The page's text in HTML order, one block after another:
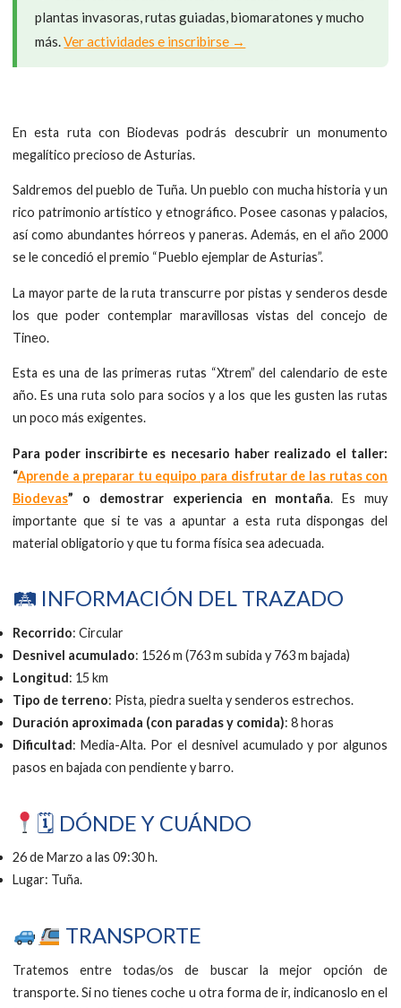
plantas invasoras, rutas guiadas, biomaratones y mucho
más.Ver actividades e inscribirse →
En esta ruta con Biodevas podrás descubrir un monumento
megalítico precioso de Asturias.
Saldremos del pueblo de Tuña. Un pueblo con mucha historia y un
rico patrimonio artístico y etnográfico. Posee casonas y palacios,
así como abundantes hórreos y paneras. Además, en el año 2000
se le concedió el premio “Pueblo ejemplar de Asturias”.
La mayor parte de la ruta transcurre por pistas y senderos desde
los que poder contemplar maravillosas vistas del concejo de
Tineo.
Esta es una de las primeras rutas “Xtrem” del calendario de este
año. Es una ruta solo para socios y a los que les gusten las rutas
un poco más exigentes.
Para poder inscribirte es necesario haber realizado el taller:
“Aprende a preparar tu equipo para disfrutar de las rutas con
Biodevas” o demostrar experiencia en montaña. Es muy
importante que si te vas a apuntar a esta ruta dispongas del
material obligatorio y que tu forma física sea adecuada.
🛤 INFORMACIÓN DEL TRAZADO
Recorrido: Circular
Desnivel acumulado: 1526 m (763 m subida y 763 m bajada)
Longitud: 15 km
Tipo de terreno: Pista, piedra suelta y senderos estrechos.
Duración aproximada (con paradas y comida): 8 horas
Dificultad: Media-Alta. Por el desnivel acumulado y por algunos
pasos en bajada con pendiente y barro.
🗓 DÓNDE Y CUÁNDO
26 de Marzo a las 09:30 h.
Lugar: Tuña.
TRANSPORTE
Tratemos entre todas/os de buscar la mejor opción de
transporte. Si no tienes coche u otra forma de ir, indicanoslo en el